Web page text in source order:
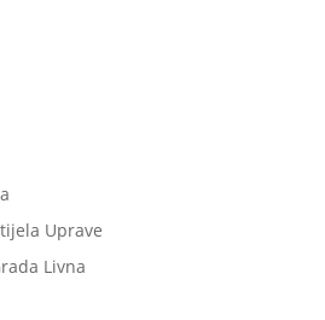
Uprave
Livna